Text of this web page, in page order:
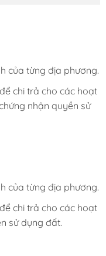
của từng địa phương.
chi trả cho các hoạt
nhận quyền sử
của từng địa phương.
chi trả cho các hoạt
sử dụng đất.